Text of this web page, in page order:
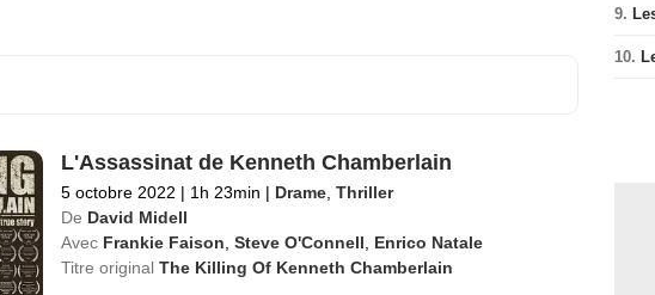
L'Assassinat de Kenneth Chamberlain
5 octobre 2022 | 1h 23min | Drame, Thriller
De David Midell
Avec Frankie Faison, Steve O'Connell, Enrico Natale
Titre original The Killing Of Kenneth Chamberlain
9.
10.